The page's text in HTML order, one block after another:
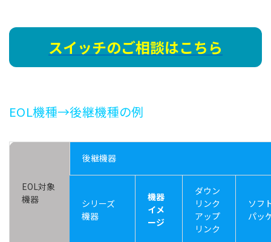
スイッチのご相談はこちら
EOL機種→後継機種の例
EOL対象
機器
後継機器
シリーズ
機器
機器
イメ
ージ
ダウン
リンク
アップ
リンク
ソフ
パッ